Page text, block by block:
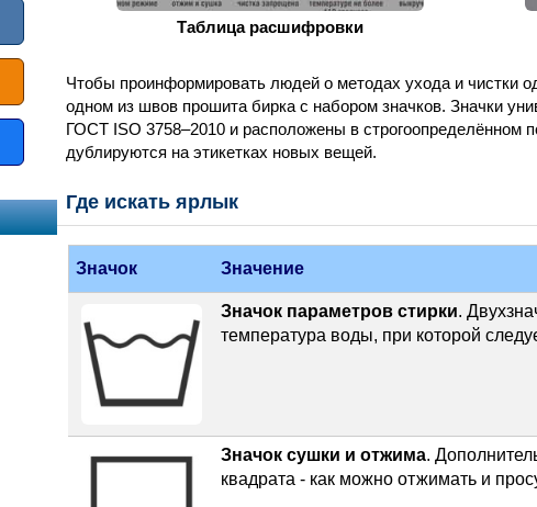
Таблица расшифровки
Чтобы проинформировать людей о методах ухода и чистки
одном из швов прошита бирка с набором значков. Значки
ГОСТ ISO 3758–2010 и расположены в строгоопределённом
дублируются на этикетках новых вещей.
Где искать ярлык
Значок Значение
Значок параметров стирки.
температура воды, при которой
Значок сушки и отжима.
квадрата - как можно отжимать и